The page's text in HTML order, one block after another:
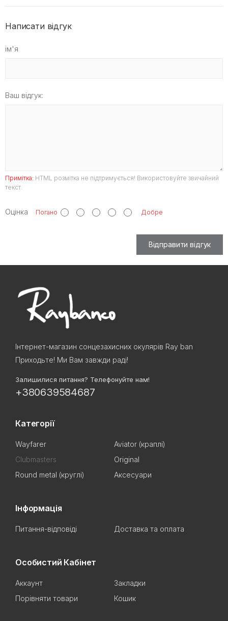
Написати відгук
ім'я
Ваш відгук:
Примітка: HTML розмітка не підтримується! Використовуйте звичайний
текст.
Оцінка Погано Добре
Відправити відгук
Інтернет-магазин сонцезахисних окулярів Ray ban
Приходьте! Ми Вам завжди раді!
Залишилися питання? Телефонуйте нам!
+380639584687
Категорії
Wayfarer
Aviator (краплі)
Clubmasters
Original
Round metal (круглі)
Аксесуари
Інформація
Питання-відповіді Доставка та оплата
Особистий Кабінет
Аккаунт
Закладки
Порівняти товари
Кошик